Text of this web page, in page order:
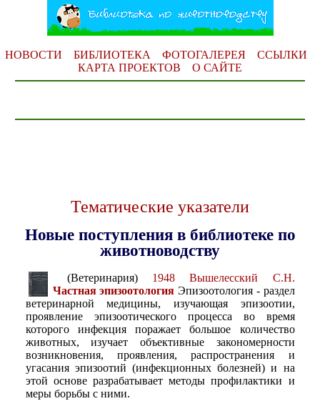
НОВОСТИ БИБЛИОТЕКА ФОТОГАЛЕРЕЯ
ССЫЛКИ
КАРТА ПРОЕКТОВ
О САЙТЕ
Тематические указатели
Новые поступления в библиотеке по
животноводству
(Ветеринария) 1948 Вышелесский С.Н.
Частная эпизоотология Эпизоотология - раздел
ветеринарной медицины, изучающая эпизоотии,
проявление эпизоотического процесса во время
которого инфекция поражает большое количество
животных, изучает объективные закономерности
возникновения, проявления, распространения и
угасания эпизоотий (инфекционных болезней) и на
этой основе разрабатывает методы профилактики и
меры борьбы с ними.